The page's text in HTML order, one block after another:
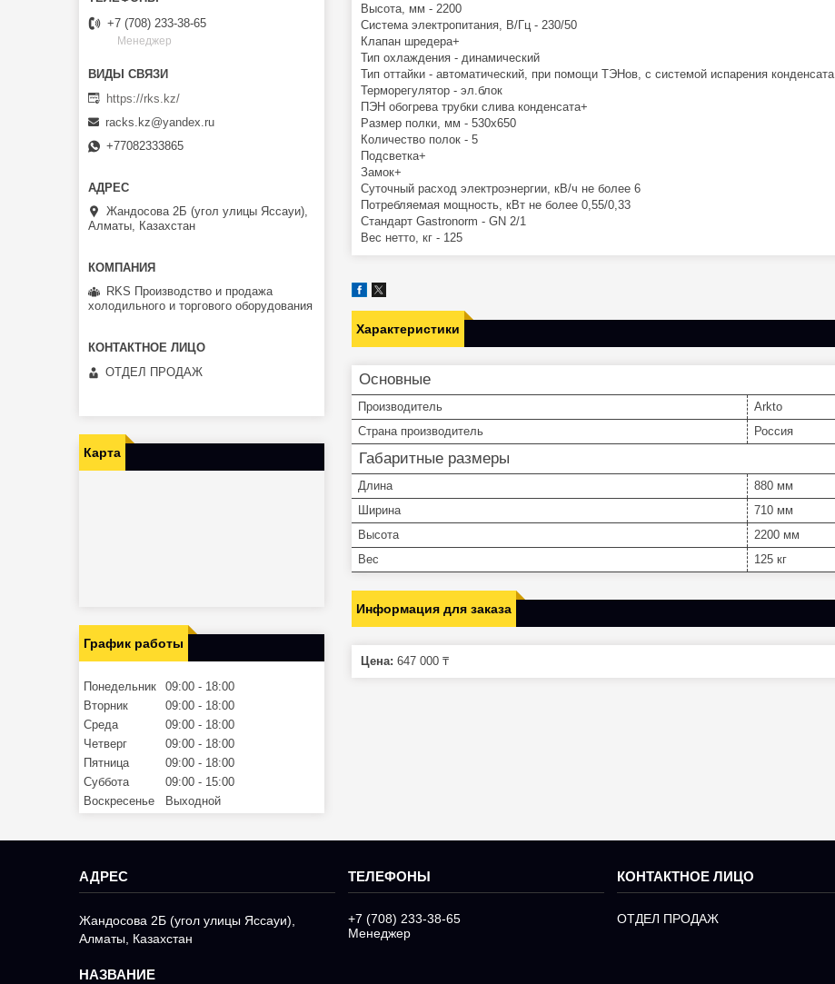
Высота, мм - 2200
Система электропитания, В/Гц - 230/50
Клапан шредера+
Тип охлаждения - динамический
Тип оттайки - автоматический, при помощи ТЭНов, с системой испарения конденсата
Терморегулятор - эл.блок
ПЭН обогрева трубки слива конденсата+
Размер полки, мм - 530x650
Количество полок - 5
Подсветка+
Замок+
Суточный расход электроэнергии, кВ/ч не более 6
Потребляемая мощность, кВт не более 0,55/0,33
Стандарт Gastronorm - GN 2/1
Вес нетто, кг - 125
Характеристики
Основные
Производитель
Arkto
Страна производитель
Россия
Габаритные размеры
Длина
880 мм
Ширина
710 мм
Высота
2200 мм
Вес
125 кг
Информация для заказа
Цена: 647 000 ₸
+7 (708) 233-38-65
Менеджер
https://rks.kz/
racks.kz@yandex.ru
+77082333865
Жандосова 2Б (угол улицы Яссауи),
Алматы, Казахстан
RKS Производство и продажа
холодильного и торгового оборудования
ОТДЕЛ ПРОДАЖ
Карта
График работы
Понедельник 09:00
18:00
Вторник
09:00
18:00
Среда
09:00
18:00
Четверг
09:00
18:00
Пятница
09:00
18:00
Суббота
09:00
15:00
Воскресенье
Выходной
Жандосова 2Б (угол улицы Яссауи),
Алматы, Казахстан
+7 (708) 233-38-65
Менеджер
ОТДЕЛ ПРОДАЖ